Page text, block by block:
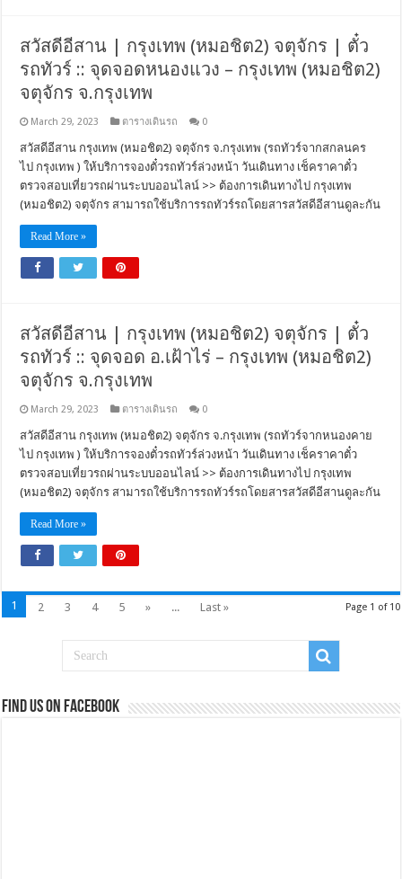
สวัสดีอีสาน | กรุงเทพ (หมอชิต2) จตุจักร | ตั๋ว
รถทัวร์ :: จุดจอดหนองแวง – กรุงเทพ (หมอชิต2)
จตุจักร จ.กรุงเทพ
March 29, 2023 ตารางเดินรถ 0
สวัสดีอีสาน กรุงเทพ (หมอชิต2) จตุจักร จ.กรุงเทพ (รถทัวร์จากสกลนคร
ไป กรุงเทพ ) ให้บริการจองตั๋วรถทัวร์ล่วงหน้า วันเดินทาง เช็คราคาตั๋ว
ตรวจสอบเที่ยวรถผ่านระบบออนไลน์ >> ต้องการเดินทางไป กรุงเทพ
(หมอชิต2) จตุจักร สามารถใช้บริการรถทัวร์รถโดยสารสวัสดีอีสานดูละกัน
Read More »
สวัสดีอีสาน | กรุงเทพ (หมอชิต2) จตุจักร | ตั๋ว
รถทัวร์ :: จุดจอด อ.เฝ้าไร่ – กรุงเทพ (หมอชิต2)
จตุจักร จ.กรุงเทพ
March 29, 2023 ตารางเดินรถ 0
สวัสดีอีสาน กรุงเทพ (หมอชิต2) จตุจักร จ.กรุงเทพ (รถทัวร์จากหนองคาย
ไป กรุงเทพ ) ให้บริการจองตั๋วรถทัวร์ล่วงหน้า วันเดินทาง เช็คราคาตั๋ว
ตรวจสอบเที่ยวรถผ่านระบบออนไลน์ >> ต้องการเดินทางไป กรุงเทพ
(หมอชิต2) จตุจักร สามารถใช้บริการรถทัวร์รถโดยสารสวัสดีอีสานดูละกัน
Read More »
Page 1 of 10
1 2 3 4 5 » ... Last »
Find us on Facebook